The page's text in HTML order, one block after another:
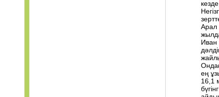
Арал
Иван
ең
16,1